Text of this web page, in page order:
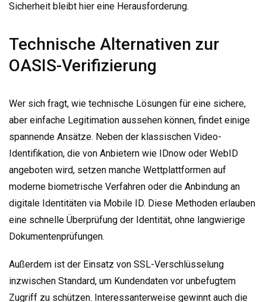
Sicherheit bleibt hier eine Herausforderung.
Technische Alternativen zur
OASIS-Verifizierung
Wer sich fragt, wie technische Lösungen für eine sichere,
aber einfache Legitimation aussehen können, findet einige
spannende Ansätze. Neben der klassischen Video-
Identifikation, die von Anbietern wie IDnow oder WebID
angeboten wird, setzen manche Wettplattformen auf
moderne biometrische Verfahren oder die Anbindung an
digitale Identitäten via Mobile ID. Diese Methoden erlauben
eine schnelle Überprüfung der Identität, ohne langwierige
Dokumentenprüfungen.
Außerdem ist der Einsatz von SSL-Verschlüsselung
inzwischen Standard, um Kundendaten vor unbefugtem
Zugriff zu schützen. Interessanterweise gewinnt auch die